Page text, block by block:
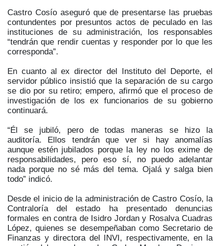
Castro Cosío aseguró que de presentarse las pruebas
contundentes por presuntos actos de peculado en las
instituciones de su administración, los responsables
“tendrán que rendir cuentas y responder por lo que les
corresponda”.
En cuanto al ex director del Instituto del Deporte, el
servidor público insistió que la separación de su cargo
se dio por su retiro; empero, afirmó que el proceso de
investigación de los ex funcionarios de su gobierno
continuará.
“Él se jubiló, pero de todas maneras se hizo la
auditoría. Ellos tendrán que ver si hay anomalías
aunque estén jubilados porque la ley no los exime de
responsabilidades, pero eso sí, no puedo adelantar
nada porque no sé más del tema. Ojalá y salga bien
todo” indicó.
Desde el inicio de la administración de Castro Cosío, la
Contraloría del estado ha presentado denuncias
formales en contra de Isidro Jordan y Rosalva Cuadras
López, quienes se desempeñaban como Secretario de
Finanzas y directora del INVI, respectivamente, en la